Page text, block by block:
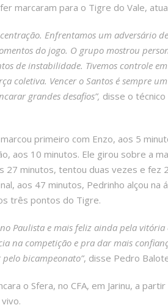
marcaram para o Tigre do Vale,
Enfrentamos um adversário
do jogo. O grupo mostrou
de instabilidade. Tivemos controle
coletiva. Vencer o Santos é sempre
grandes desafios”, disse o
primeiro com Enzo, aos 5
aos 10 minutos. Ele girou sobre a
27 minutos, tentou duas vezes e fez
aos 47 minutos, Pedrinho alçou
três pontos do Tigre.
Paulista e mais feliz ainda pela
na competição e pra dar mais
bicampeonato”, disse Pedro
o Sfera, no CFA, em Jarinu, a